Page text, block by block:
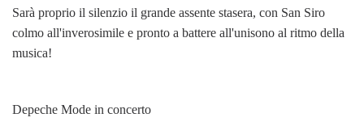
Sarà proprio il silenzio il grande assente stasera, con San Siro
colmo all'inverosimile e pronto a battere all'unisono al ritmo della
musica!
Depeche Mode in concerto